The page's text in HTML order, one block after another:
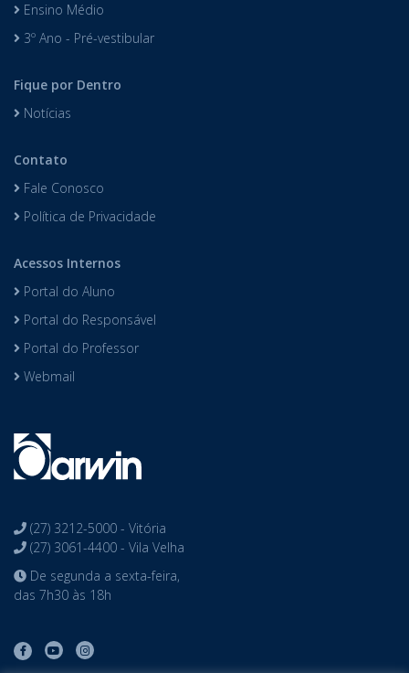
Ensino Médio
3º Ano - Pré-vestibular
Fique por Dentro
Notícias
Contato
Fale Conosco
Política de Privacidade
Acessos Internos
Portal do Aluno
Portal do Responsável
Portal do Professor
Webmail
(27) 3212-5000 - Vitória
(27) 3061-4400 - Vila Velha
De segunda a sexta-feira,
das 7h30 às 18h